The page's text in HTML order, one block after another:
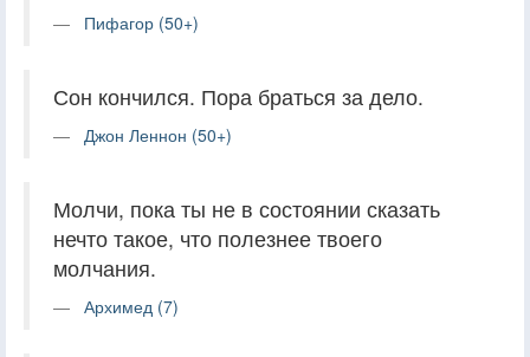
Пифагор (50+)
Сон кончился. Пора браться за дело.
Джон Леннон (50+)
Молчи, пока ты не в состоянии сказать
нечто такое, что полезнее твоего
молчания.
Архимед (7)